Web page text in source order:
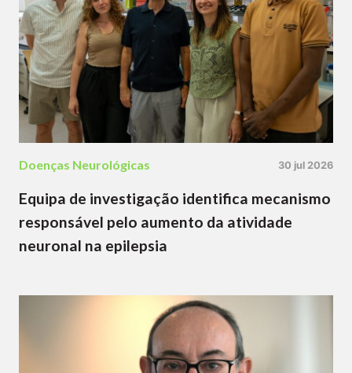
Doenças Neurológicas 30 jul 2026
Equipa de investigação identifica mecanismo
responsável pelo aumento da atividade
neuronal na epilepsia